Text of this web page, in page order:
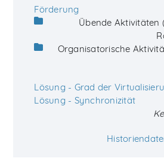
Förderung
Übende Aktivitäten
Organisatorische
Lösung - Grad der
Lösung - Synchronizität